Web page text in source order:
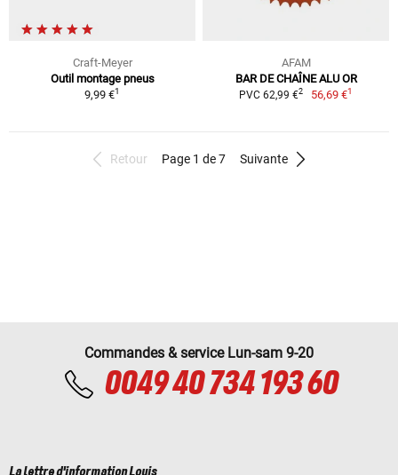
Craft-Meyer
Outil montage pneus
9,99 €1
AFAM
BAR DE CHAÎNE ALU OR
PVC 62,99 €2 56,69 €1
Retour Page 1 de 7 Suivante
Commandes & service Lun-sam 9-20
0049 40 734 193 60
La lettre d'information Louis